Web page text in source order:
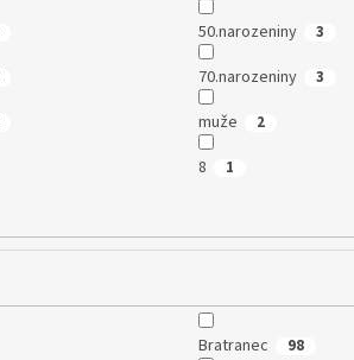
50.narozeniny 3
70.narozeniny 3
muže 2
8 1
Bratranec 98